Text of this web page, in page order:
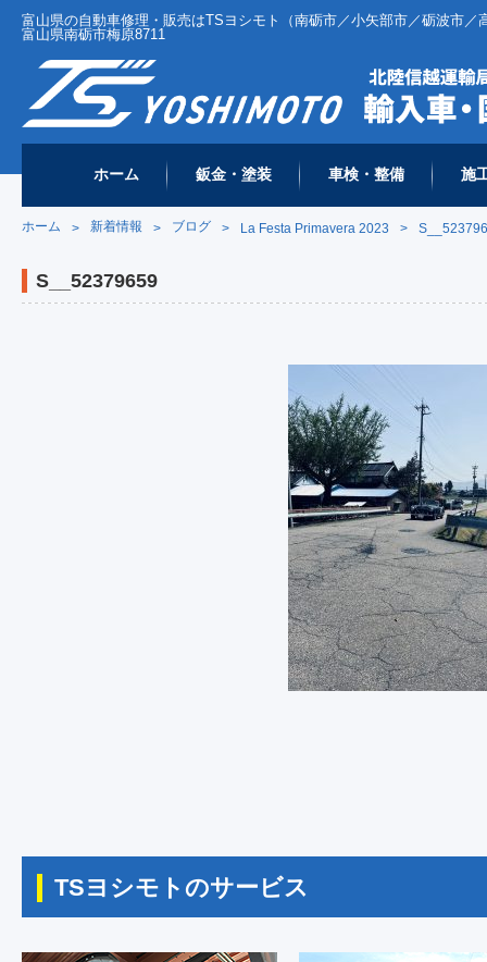
富山県の自動車修理・販売はTSヨシモト（南砺市／小矢部市／砺波市
富山県南砺市梅原8711
ホーム 鈑金・塗装 車検・整備 施
ホーム > 新着情報 > ブログ > La Festa Primavera 2023 >
S__52379659
TSヨシモトのサービス